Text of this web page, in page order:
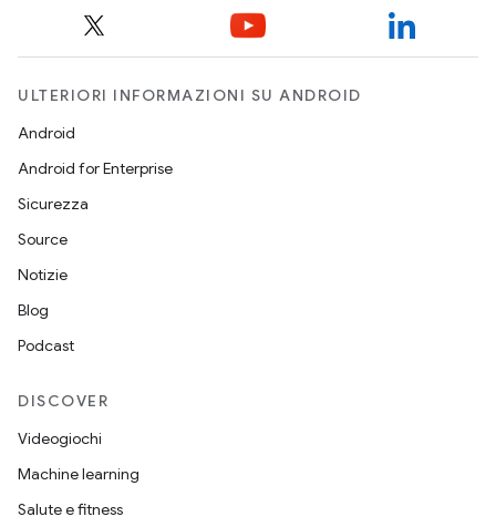
ULTERIORI INFORMAZIONI SU ANDROID
Android
Android for Enterprise
Sicurezza
Source
Notizie
Blog
Podcast
DISCOVER
Videogiochi
Machine learning
Salute e fitness